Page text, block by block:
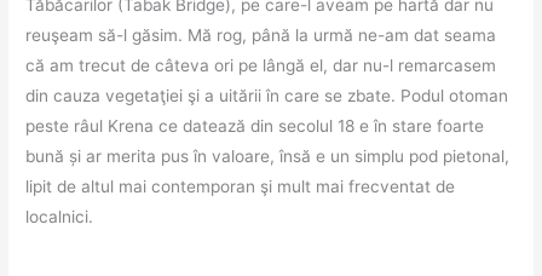
Tăbăcarilor (Tabak Bridge), pe care-l aveam pe hartă dar nu
reuşeam să-l găsim. Mă rog, până la urmă ne-am dat seama
că am trecut de câteva ori pe lângă el, dar nu-l remarcasem
din cauza vegetaţiei şi a uitării în care se zbate. Podul otoman
peste râul Krena ce datează din secolul 18 e în stare foarte
bună și ar merita pus în valoare, însă e un simplu pod pietonal,
lipit de altul mai contemporan şi mult mai frecventat de
localnici.